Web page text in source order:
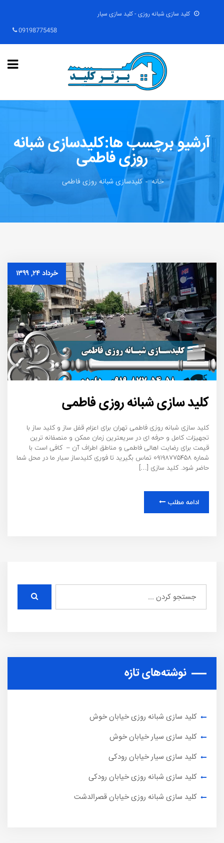
کلید سازی شبانه روزی - کلید سازی سیار
09198775458
آرشیو برچسب ها:کلیدسازی شبانه
روزی فاطمی
خانه کلیدسازی شبانه روزی فاطمی
خرداد ۲۴, ۱۳۹۹
کلید سازی شبانه روزی فاطمی
کلید سازی شبانه روزی فاطمی تهران برای اعزام قفل ساز و کلید ساز با
تجهیزات کامل و حرفه ای در سریعترین زمان ممکن و منصفانه ترین
قیمت برای رضایت اهالی فاطمی و مناطق اطراف آن – کافی است با
شماره ۰۹۱۹۸۷۷۵۴۵۸ تماس بگیرید تا فوری کلیدساز سیار ما در محل شما
حاضر شود. کلید سازی […]
ادامه مطلب
نوشته‌های تازه
کلید سازی شبانه روزی خیابان خوش
کلید سازی سیار خیابان خوش
کلید سازی سیار خیابان رودکی
کلید سازی شبانه روزی خیابان رودکی
کلید سازی شبانه روزی خیابان قصرالدشت